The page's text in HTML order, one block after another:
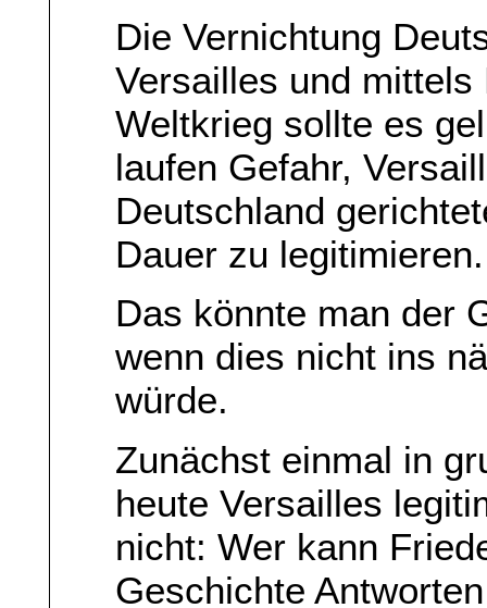
Die Vernichtung
Versailles und
Weltkrieg sollte es
laufen Gefahr,
Deutschland
Dauer zu legitimieren.
Das könnte man der
wenn dies nicht ins
würde.
Zunächst einmal in
heute Versailles
nicht: Wer kann
Geschichte